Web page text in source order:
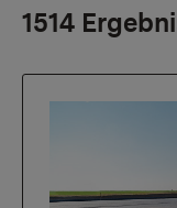
1514